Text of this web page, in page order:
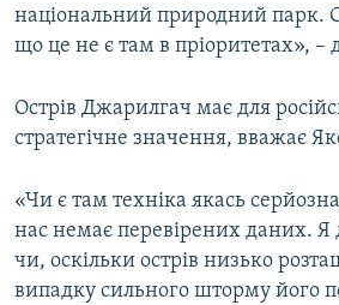
національний природний парк.
що це не є там в пріоритетах», –
Острів Джарилгач має для
стратегічне значення, вважає
«Чи є там техніка якась
нас немає перевірених даних.
чи, оскільки острів низько
випадку сильного шторму його